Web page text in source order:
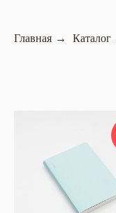
Главная → Каталог